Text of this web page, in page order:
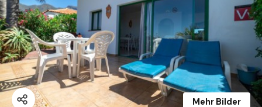
Mehr Bilder